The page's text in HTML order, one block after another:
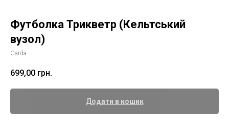
Футболка Трикветр (Кельтський
вузол)
Garda
699,00 грн.
Додати в кошик